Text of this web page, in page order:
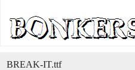
BREAK-IT.ttf